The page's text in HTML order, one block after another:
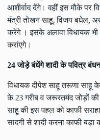
आशीर्वाद देंगे। वहीं इस मौके पर
मंत्री तोखन साहू, विजय बघेल,
करेंगे । इसके अलावा विधायक भी
करांएगे।
24 जोड़े बंधेंगे शादी के पवित्र
विधायक दीपेश साहू तरूणा साहू
के 23 गरीब व जरूरतमंद जोड़ों की
साहू की इस पहल को काफी
सादगी से शादी करना काफी बड़ा